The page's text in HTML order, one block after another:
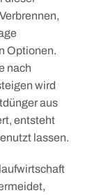
Optionen.
nach
wird
aus
entsteht
lassen.